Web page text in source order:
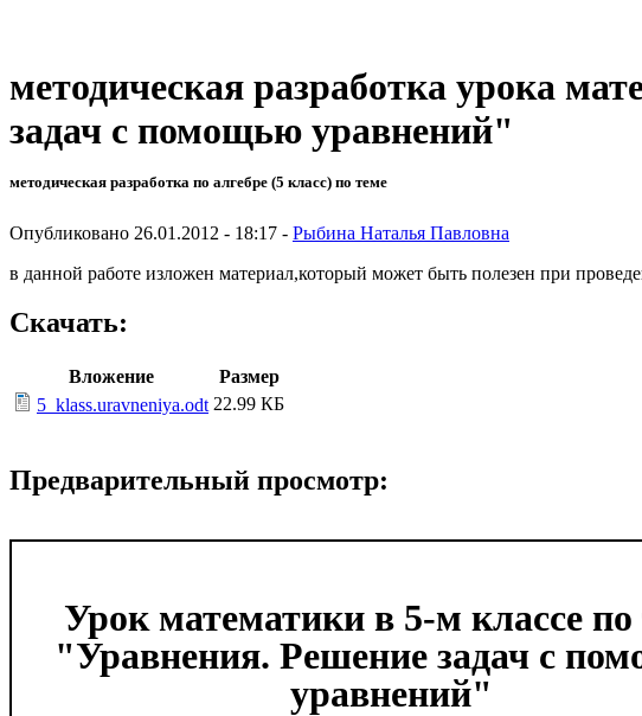
методическая разработка урока
задач с помощью уравнений"
методическая разработка по алгебре (5 класс) по теме
Опубликовано 26.01.2012 - 18:17 - Рыбина Наталья Павловна
в данной работе изложен материал,который может быть полезен при
Скачать:
Вложение
Размер
5_klass.uravneniya.odt 22.99 КБ
Предварительный просмотр:
Урок математики в 5-м классе по
"Уравнения. Решение задач с
уравнений"